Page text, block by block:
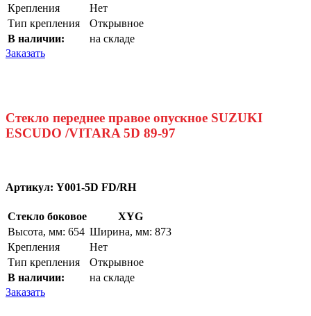
Крепления
Нет
Тип крепления
Открывное
В наличии:
на складе
Заказать
Стекло переднее правое опускное SUZUKI
ESCUDO /VITARA 5D 89-97
Артикул: Y001-5D FD/RH
Стекло боковое
XYG
Высота, мм: 654 Ширина, мм: 873
Крепления
Нет
Тип крепления
Открывное
В наличии:
на складе
Заказать